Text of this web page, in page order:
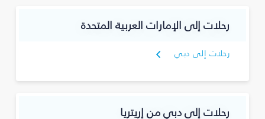
رحلات إلى الإمارات العربية المتحدة
رحلات إلى دبي
رحلات إلى دبي من إريتريا